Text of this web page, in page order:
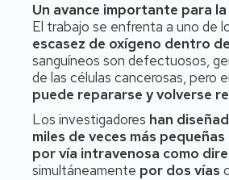
Un avance importante para
El trabajo se enfrenta a uno de
escasez de oxígeno dentro
sanguíneos son defectuosos,
de las células cancerosas, pero
puede repararse y volverse
Los investigadores han
miles de veces más
por vía intravenosa como
simultáneamente por dos vías